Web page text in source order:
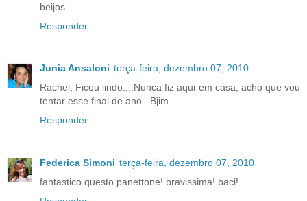
beijos
Responder
Junia Ansaloni terça-feira, dezembro 07, 2010
Rachel, Ficou lindo....Nunca fiz aqui em casa, acho que vou
tentar esse final de ano...Bjim
Responder
Federica Simoni terça-feira, dezembro 07, 2010
fantastico questo panettone! bravissima! baci!